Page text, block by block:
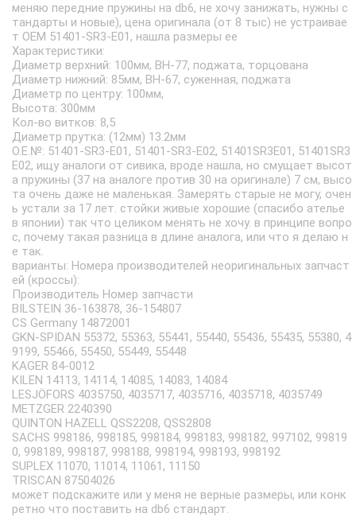
меняю передние пружины на db6, не хочу занижать, нужны с
тандарты и новые), цена оригинала (от 8 тыс) не устраивае
т OEM 51401-SR3-E01, нашла размеры ее
Характеристики:
Диаметр верхний: 100мм, ВН-77, поджата, торцована
Диаметр нижний: 85мм, ВН-67, суженная, поджата
Диаметр по центру: 100мм,
Высота: 300мм
Кол-во витков: 8,5
Диаметр прутка: (12мм) 13.2мм
O.E.№: 51401-SR3-E01, 51401-SR3-E02, 51401SR3E01, 51401SR3
E02, ищу аналоги от сивика, вроде нашла, но смущает высот
а пружины (37 на аналоге против 30 на оригинале) 7 см, высо
та очень даже не маленькая. Замерять старые не могу, очен
ь устали за 17 лет. стойки живые хорошие (спасибо ателье
в японии) так что целиком менять не хочу. в принципе вопро
с, почему такая разница в длине аналога, или что я делаю н
е так.
варианты: Номера производителей неоригинальных запчаст
ей (кроссы):
Производитель Номер запчасти
BILSTEIN 36-163878, 36-154807
CS Germany 14872001
GKN-SPIDAN 55372, 55363, 55441, 55440, 55436, 55435, 55380, 4
9199, 55466, 55450, 55449, 55448
KAGER 84-0012
KILEN 14113, 14114, 14085, 14083, 14084
LESJÖFORS 4035750, 4035717, 4035716, 4035718, 4035749
METZGER 2240390
QUINTON HAZELL QSS2208, QSS2808
SACHS 998186, 998185, 998184, 998183, 998182, 997102, 99819
0, 998189, 998187, 998188, 998194, 998193, 998192
SUPLEX 11070, 11014, 11061, 11150
TRISCAN 87504026
может подскажите или у меня не верные размеры, или конк
ретно что поставить на db6 стандарт.